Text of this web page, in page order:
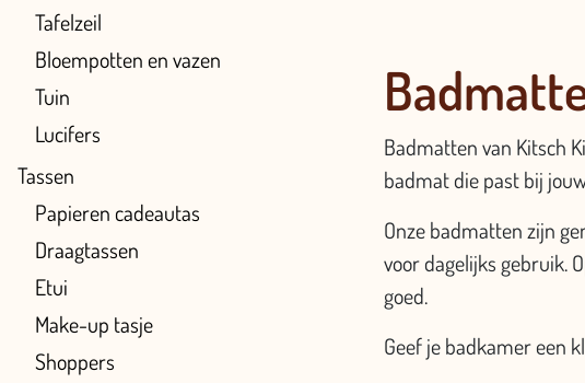
Tafelzeil
Bloempotten en vazen
Tuin
Lucifers
Tassen
Papieren cadeautas
Draagtassen
Etui
Make-up tasje
Shoppers
Badmatten van Kitsch
badmat die past bij
Onze badmatten zijn
voor dagelijks gebruik.
goed.
Geef je badkamer een